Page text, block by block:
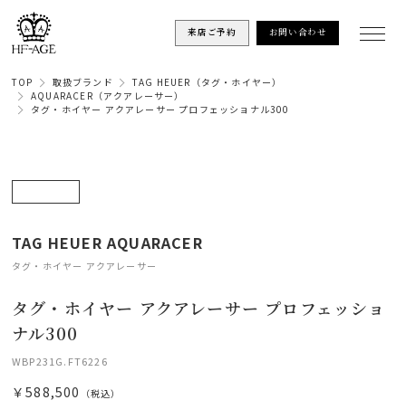
来店ご予約 お問い合わせ
TOP 取扱ブランド
TAG HEUER（タグ・ホイヤー）
AQUARACER（アクアレーサー）
タグ・ホイヤー アクアレーサー プロフェッショナル300
TAG HEUER AQUARACER
タグ・ホイヤー アクアレーサー
タグ・ホイヤー アクアレーサー プロフェッショ
ナル300
WBP231G.FT6226
￥588,500 （税込）